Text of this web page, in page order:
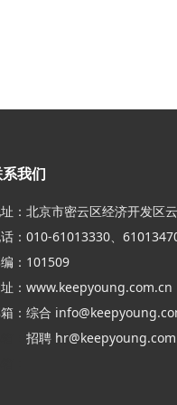
我们
：北京市密云区经济开发区
：010-61013330、
：101509
： www.keepyoung.com.cn
：综合
招聘